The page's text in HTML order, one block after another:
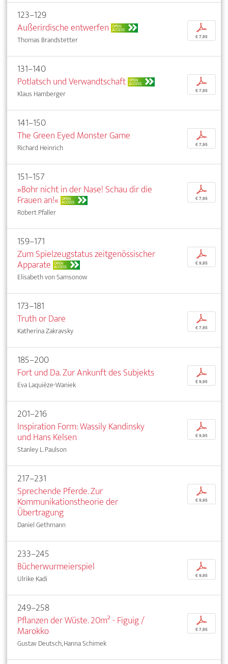
123–129
Außerirdische entwerfen OPEN
ACCESS
Thomas Brandstetter
p
€ 7,95
131–140
Potlatsch und Verwandtschaft OPEN
ACCESS
Klaus Hamberger
p
€ 7,95
141–150
The Green Eyed Monster Game
Richard Heinrich
p
€ 7,95
151–157
»Bohr nicht in der Nase! Schau dir die
Frauen an!« OPEN
ACCESS
Robert Pfaller
p
€ 7,95
159–171
Zum Spielzeugstatus zeitgenössischer
Apparate OPEN
ACCESS
Elisabeth von Samsonow
p
€ 9,95
173–181
Truth or Dare
Katherina Zakravsky
p
€ 7,95
185–200
Fort und Da. Zur Ankunft des Subjekts
Eva Laquièze-Waniek
p
€ 9,95
201–216
Inspiration Form: Wassily Kandinsky
und Hans Kelsen
Stanley L. Paulson
p
€ 9,95
217–231
Sprechende Pferde. Zur
Kommunikationstheorie der
Übertragung
Daniel Gethmann
p
€ 9,95
233–245
Bücherwurmeierspiel
Ulrike Kadi
p
€ 9,95
249–258
Pflanzen der Wüste. 20m² - Figuig /
Marokko
Gustav Deutsch, Hanna Schimek
p
€ 7,95